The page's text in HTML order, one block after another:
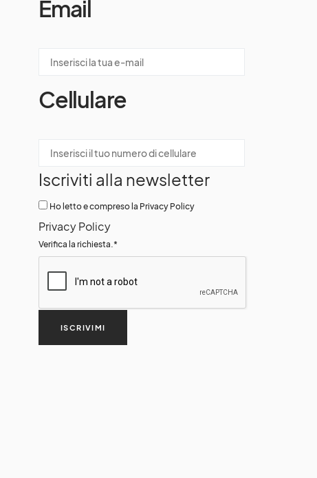
Email
Cellulare
Iscriviti alla newsletter
Ho letto e compreso la Privacy Policy
Privacy Policy
Verifica la richiesta. *
ISCRIVIMI